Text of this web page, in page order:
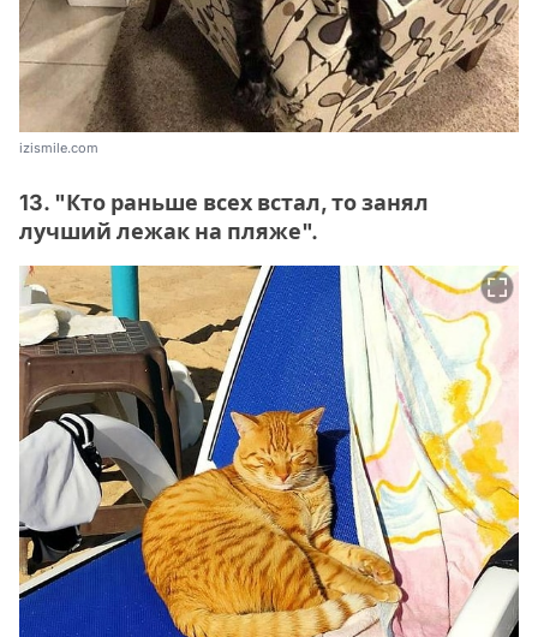
izismile.com
13. "Кто раньше всех встал, то занял
лучший лежак на пляже".